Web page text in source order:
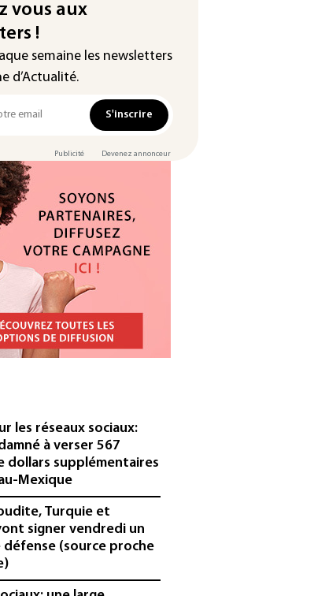
vous aux
!
semaine les newsletters
d’Actualité.
S'inscrire
Publicité Devenez annonceur
les réseaux sociaux:
à verser 567
dollars supplémentaires
Mexique
Turquie et
signer vendredi un
défense (source proche